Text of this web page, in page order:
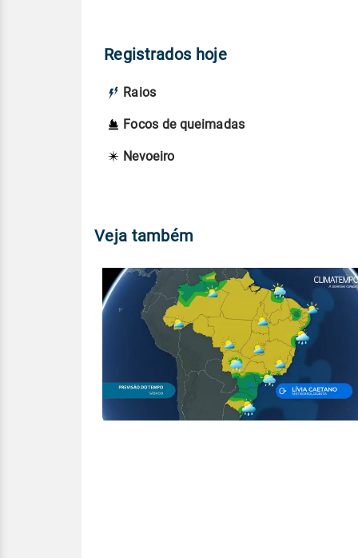
Registrados hoje
Raios
Focos de queimadas
Nevoeiro
Veja também